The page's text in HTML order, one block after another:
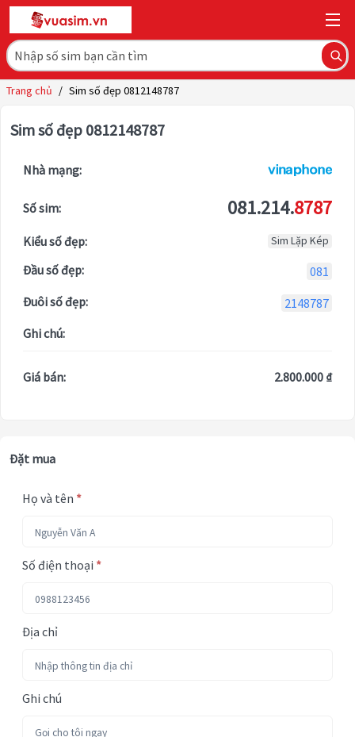
Trang chủ / Sim số đẹp 0812148787
Sim số đẹp 0812148787
Nhà mạng:
Số sim: 081.214.8787
Kiểu số đẹp: Sim Lặp Kép
Đầu số đẹp:
081
Đuôi số đẹp:
2148787
Ghi chú:
Giá bán: 2.800.000 ₫
Đặt mua
Họ và tên *
Số điện thoại *
Địa chỉ
Ghi chú